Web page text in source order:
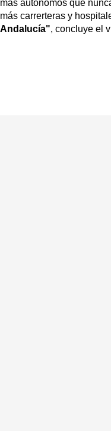
más autónomos que
más carrerteras y
Andalucía", concluye el